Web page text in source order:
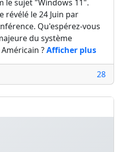
le sujet "Windows 11".
révélé le 24 Juin par
Qu'espérez-vous
du système
?Afficher plus
28